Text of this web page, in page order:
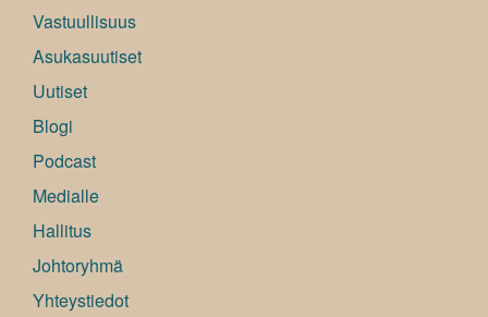
Vastuullisuus
Asukasuutiset
Uutiset
Blogi
Podcast
Medialle
Hallitus
Johtoryhmä
Yhteystiedot